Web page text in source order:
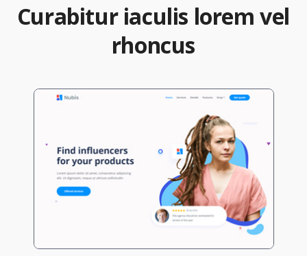
Curabitur iaculis lorem vel
rhoncus